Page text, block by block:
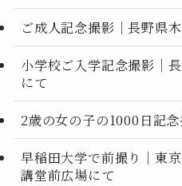
ご成人記念撮影｜長野県
小学校ご入学記念撮影｜
にて
2歳の女の子の1000日記
早稲田大学で前撮り｜東
講堂前広場にて